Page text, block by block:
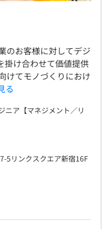
のお客様に対してデジ
掛け合わせて価値提供
けてモノづくりにおけ
る
ニア【マネジメント／リ
5リンクスクエア新宿16F